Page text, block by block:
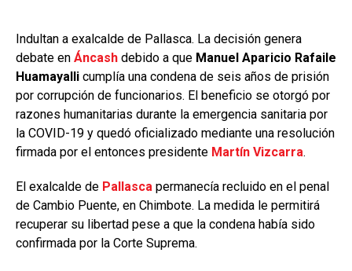
Indultan a exalcalde de Pallasca. La decisión genera
debate en Áncash debido a que Manuel Aparicio Rafaile
Huamayalli cumplía una condena de seis años de prisión
por corrupción de funcionarios. El beneficio se otorgó por
razones humanitarias durante la emergencia sanitaria por
la COVID-19 y quedó oficializado mediante una resolución
firmada por el entonces presidente Martín Vizcarra.
El exalcalde de Pallasca permanecía recluido en el penal
de Cambio Puente, en Chimbote. La medida le permitirá
recuperar su libertad pese a que la condena había sido
confirmada por la Corte Suprema.